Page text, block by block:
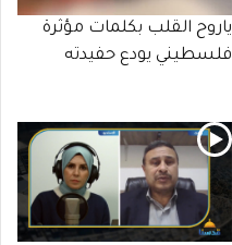
ياروح القلب بكلمات مؤثرة
فلسطيني يودع حفيدته